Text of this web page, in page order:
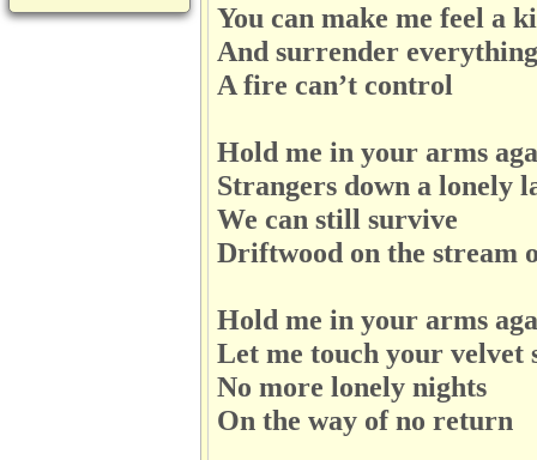
You can make me feel a
And surrender everything
A fire can’t control
Hold me in your arms
Strangers down a lonely
We can still survive
Driftwood on the stream
Hold me in your arms
Let me touch your velvet
No more lonely nights
On the way of no return